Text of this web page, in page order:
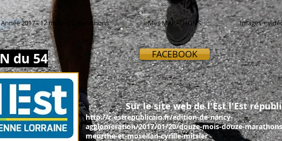
Année 2017 - 12 mois - 12 marathons Mes MARATHONS Images +
du 54 FACEBOOK
Sur le site web de l'Est l'Est
http://c.estrepublicain.fr/edition-de-nancy-
agglomeration/2017/01/20/douze-mois-douze-
meurthe-et-mosellan-cyrille-mitsler